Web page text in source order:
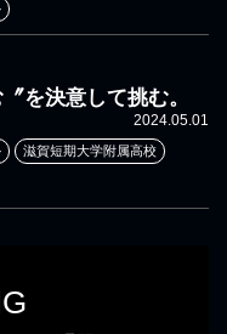
を決意して挑む。
2024.05.01
滋賀短期大学附属高校